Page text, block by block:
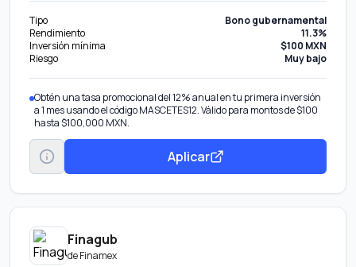
Tipo
Bono gubernamental
Rendimiento
11.3%
Inversión mínima
$100 MXN
Riesgo
Muy bajo
Obtén una tasa promocional del 12% anual en tu primera inversión
a 1 mes usando el código MASCETES12. Válido para montos de $100
hasta $100,000 MXN.
Aplicar
Finagub
deFinamex